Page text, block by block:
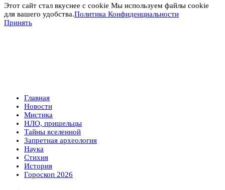
Этот сайт стал вкуснее с cookie Мы используем файлы cookie
для вашего удобства.Политика Конфиденциальности
Принять
Главная
Новости
Мистика
НЛО, пришельцы
Тайны вселенной
Запретная археология
Наука
Стихия
История
Гороскоп 2026